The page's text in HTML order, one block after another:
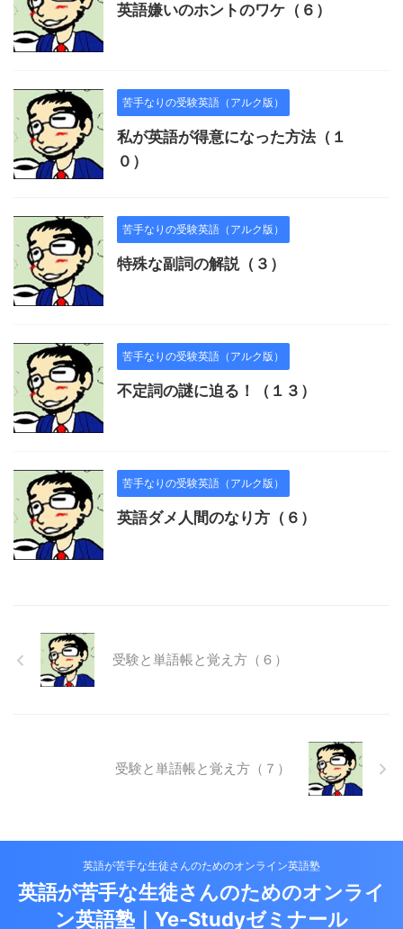
英語嫌いのホントのワケ（６）
苦手なりの受験英語（アルク版）
私が英語が得意になった方法（１
０）
苦手なりの受験英語（アルク版）
特殊な副詞の解説（３）
苦手なりの受験英語（アルク版）
不定詞の謎に迫る！（１３）
苦手なりの受験英語（アルク版）
英語ダメ人間のなり方（６）
受験と単語帳と覚え方（６）
受験と単語帳と覚え方（７）
英語が苦手な生徒さんのためのオンライン英語塾
英語が苦手な生徒さんのためのオンライ
ン英語塾｜Ye-Studyゼミナール